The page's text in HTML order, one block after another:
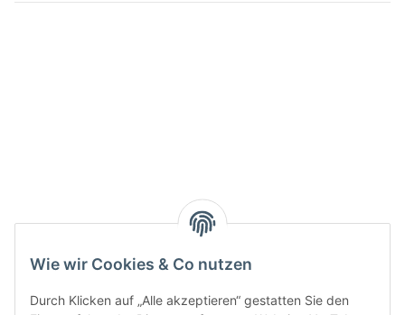
Wie wir Cookies & Co nutzen
Durch Klicken auf „Alle akzeptieren“ gestatten Sie den